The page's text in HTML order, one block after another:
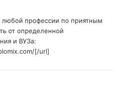
профессии по приятным
от определенной
и ВУЗа:
[/url]